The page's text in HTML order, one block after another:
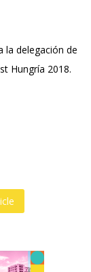
la delegación de
Hungría 2018.